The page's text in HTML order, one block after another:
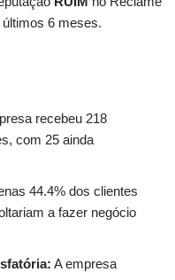
últimos 6 meses.
recebeu 218
com 25 ainda
44.4% dos clientes
a fazer negócio
A empresa